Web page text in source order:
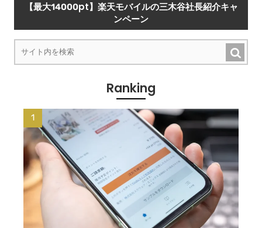
【最大14000pt】楽天モバイルの三木谷社長紹介キャ
ンペーン
Ranking